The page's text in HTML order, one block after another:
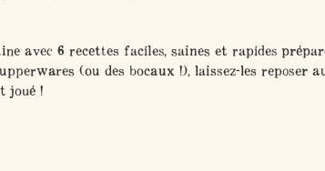
avec 6 recettes faciles, saines et rapides
(ou des bocaux !), laissez-les
joué !